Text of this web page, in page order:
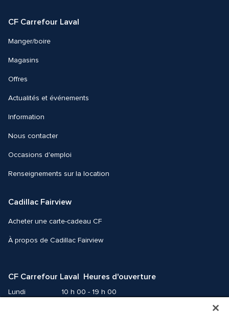
CF Carrefour Laval
Manger/boire
Magasins
Offres
Actualités et événements
Information
Nous contacter
Occasions d'emploi
Renseignements sur la location
Cadillac Fairview
Acheter une carte-cadeau CF
À propos de Cadillac Fairview
CF Carrefour Laval  Heures d'ouverture
Lundi
10 h 00 - 19 h 00